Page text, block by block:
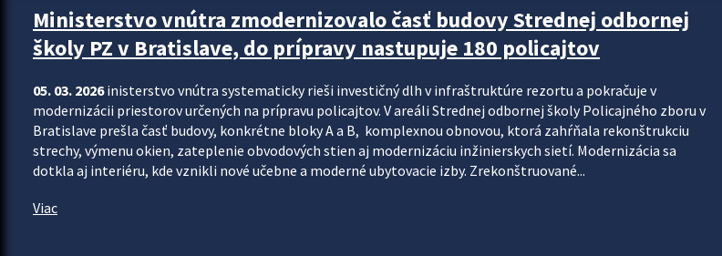
Ministerstvo vnútra zmodernizovalo časť budovy Strednej odbornej
školy PZ v Bratislave, do prípravy nastupuje 180 policajtov
05. 03. 2026inisterstvo vnútra systematicky rieši investičný dlh v infraštruktúre rezortu a pokračuje v
modernizácii priestorov určených na prípravu policajtov. V areáli Strednej odbornej školy Policajného zboru v
Bratislave prešla časť budovy, konkrétne bloky A a B, komplexnou obnovou, ktorá zahŕňala rekonštrukciu
strechy, výmenu okien, zateplenie obvodových stien aj modernizáciu inžinierskych sietí. Modernizácia sa
dotkla aj interiéru, kde vznikli nové učebne a moderné ubytovacie izby. Zrekonštruované...
Viac